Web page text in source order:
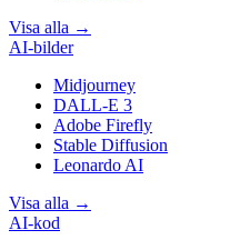
Visa alla →
AI-bilder
Midjourney
DALL-E 3
Adobe Firefly
Stable Diffusion
Leonardo AI
Visa alla →
AI-kod